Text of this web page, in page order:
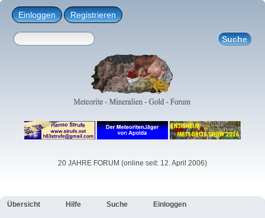
Einloggen Registrieren
20 JAHRE FORUM (online seit: 12. April 2006)
Übersicht Hilfe Suche Einloggen